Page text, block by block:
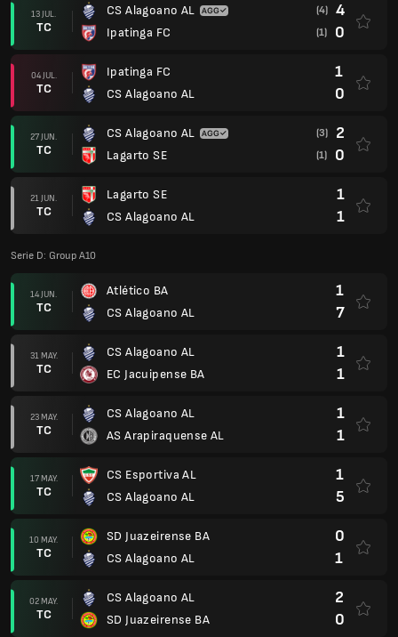
13 JUL.
TC
CS Alagoano AL
Ipatinga FC
(4) 4
(1) 0
04 JUL.
TC
Ipatinga FC
CS Alagoano AL
1
0
27 JUN.
TC
CS Alagoano AL
Lagarto SE
(3) 2
(1) 0
21 JUN.
TC
Lagarto SE
CS Alagoano AL
1
1
Serie D: Group A10
14 JUN.
TC
Atlético BA
CS Alagoano AL
1
7
31 MAY.
TC
CS Alagoano AL
EC Jacuipense BA
1
1
23 MAY.
TC
CS Alagoano AL
AS Arapiraquense AL
1
1
17 MAY.
TC
CS Esportiva AL
CS Alagoano AL
1
5
10 MAY.
TC
SD Juazeirense BA
CS Alagoano AL
0
1
02 MAY.
TC
CS Alagoano AL
SD Juazeirense BA
2
0